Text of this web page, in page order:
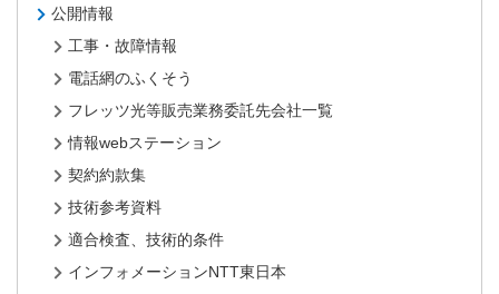
公開情報
工事・故障情報
電話網のふくそう
フレッツ光等販売業務委託先会社一覧
情報webステーション
契約約款集
技術参考資料
適合検査、技術的条件
インフォメーションNTT東日本